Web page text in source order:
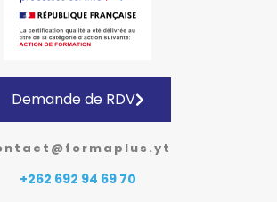
Demande de RDV
+262 692 94 69 70